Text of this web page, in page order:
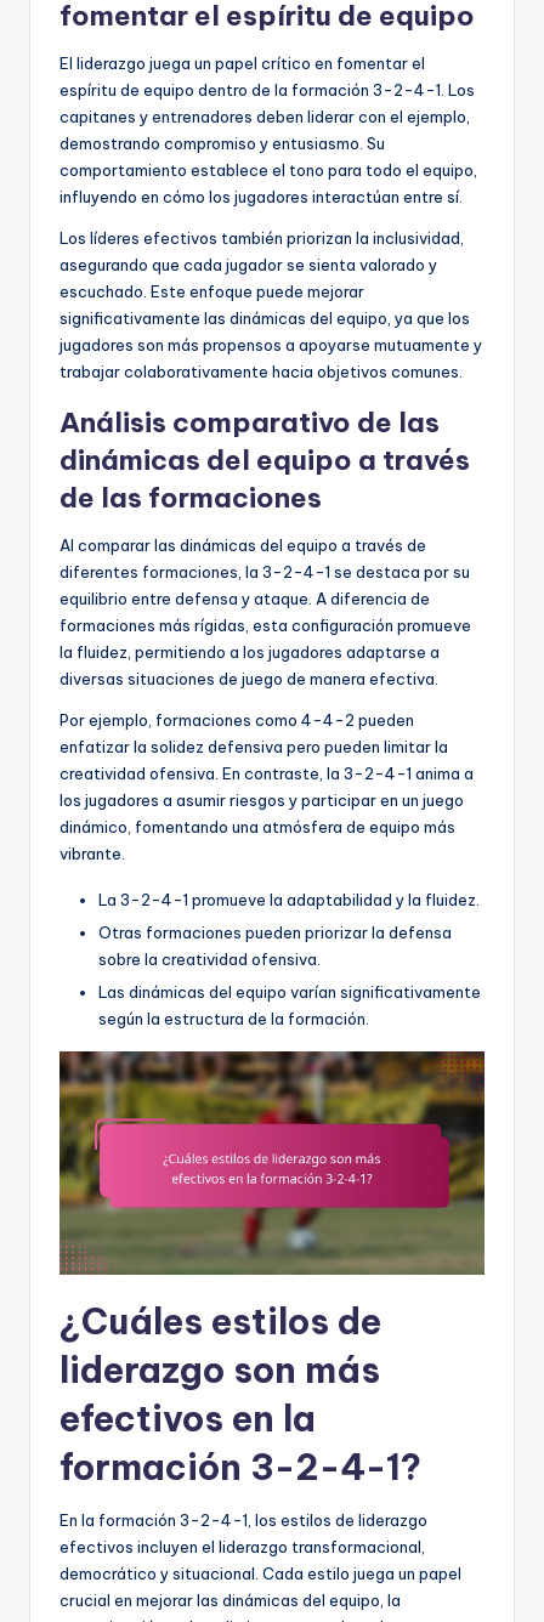
fomentar el espíritu de equipo
El liderazgo juega un papel crítico en fomentar el
espíritu de equipo dentro de la formación 3-2-4-1. Los
capitanes y entrenadores deben liderar con el ejemplo,
demostrando compromiso y entusiasmo. Su
comportamiento establece el tono para todo el equipo,
influyendo en cómo los jugadores interactúan entre sí.
Los líderes efectivos también priorizan la inclusividad,
asegurando que cada jugador se sienta valorado y
escuchado. Este enfoque puede mejorar
significativamente las dinámicas del equipo, ya que los
jugadores son más propensos a apoyarse mutuamente y
trabajar colaborativamente hacia objetivos comunes.
Análisis comparativo de las
dinámicas del equipo a través
de las formaciones
Al comparar las dinámicas del equipo a través de
diferentes formaciones, la 3-2-4-1 se destaca por su
equilibrio entre defensa y ataque. A diferencia de
formaciones más rígidas, esta configuración promueve
la fluidez, permitiendo a los jugadores adaptarse a
diversas situaciones de juego de manera efectiva.
Por ejemplo, formaciones como 4-4-2 pueden
enfatizar la solidez defensiva pero pueden limitar la
creatividad ofensiva. En contraste, la 3-2-4-1 anima a
los jugadores a asumir riesgos y participar en un juego
dinámico, fomentando una atmósfera de equipo más
vibrante.
La 3-2-4-1 promueve la adaptabilidad y la fluidez.
Otras formaciones pueden priorizar la defensa
sobre la creatividad ofensiva.
Las dinámicas del equipo varían significativamente
según la estructura de la formación.
¿Cuáles estilos de
liderazgo son más
efectivos en la
formación 3-2-4-1?
En la formación 3-2-4-1, los estilos de liderazgo
efectivos incluyen el liderazgo transformacional,
democrático y situacional. Cada estilo juega un papel
crucial en mejorar las dinámicas del equipo, la